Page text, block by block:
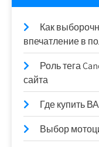
Как
впечатление в
Роль тега
сайта
Где купить
Выбор